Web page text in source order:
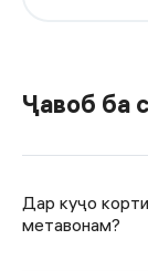
Ҷавоб ба
Дар куҷо
метавонам?